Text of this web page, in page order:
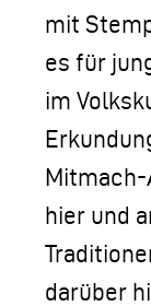
mit
es für
im
Mitmach-
hier und
darüber